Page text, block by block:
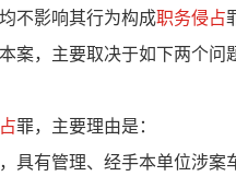
不影响其行为构成职务侵占
案，主要取决于如下两个
罪，主要理由是：
有管理、经手本单位涉案